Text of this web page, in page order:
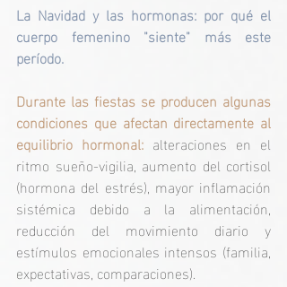
La Navidad y las hormonas: por qué el
cuerpo femenino "siente" más este
período.
Durante las fiestas se producen algunas
condiciones que afectan directamente al
equilibrio hormonal: alteraciones en el
ritmo sueño-vigilia, aumento del cortisol
(hormona del estrés), mayor inflamación
sistémica debido a la alimentación,
reducción del movimiento diario y
estímulos emocionales intensos (familia,
expectativas, comparaciones).